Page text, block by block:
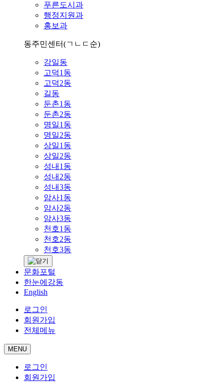
푸른도시과
행정지원과
홍보과
동주민센터(ㄱㄴㄷ순)
강일동
고덕1동
고덕2동
길동
둔촌1동
둔촌2동
명일1동
명일2동
상일1동
상일2동
성내1동
성내2동
성내3동
암사1동
암사2동
암사3동
천호1동
천호2동
천호3동
문화포털
한눈에강동
English
로그인
회원가입
전체메뉴
MENU
로그인
회원가입